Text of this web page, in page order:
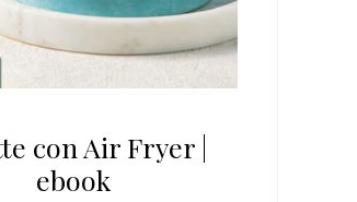
con Air Fryer |
ebook